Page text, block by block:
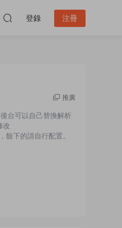
登錄 注冊
推廣
台可以自己替換解析
改
下的請自行配置。